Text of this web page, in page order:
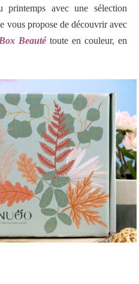
avec une sélection
vous propose de découvrir avec
Box Beauté toute en couleur, en